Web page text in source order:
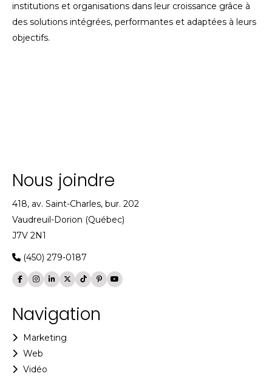
institutions et organisations dans leur croissance grâce à
des solutions intégrées, performantes et adaptées à leurs
objectifs.
Nous joindre
418, av. Saint-Charles, bur. 202
Vaudreuil-Dorion (Québec)
J7V 2N1
(450) 279-0187
Navigation
Marketing
Web
Vidéo